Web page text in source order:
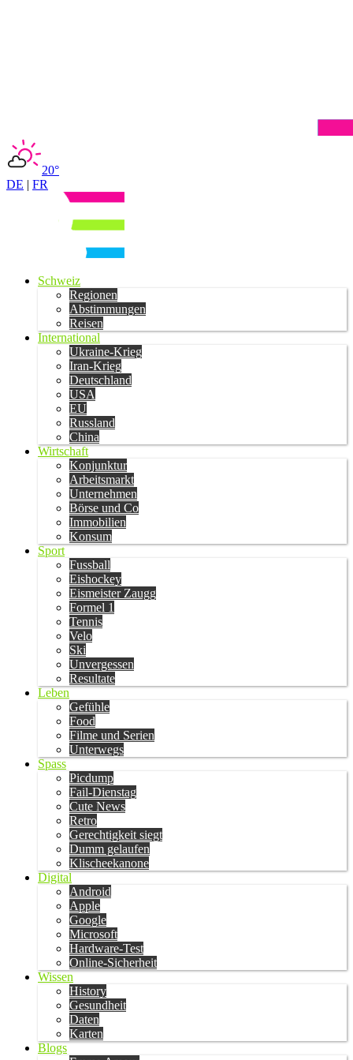
20°
DE | FR
Schweiz
Regionen
Abstimmungen
Reisen
International
Ukraine-Krieg
Iran-Krieg
Deutschland
USA
EU
Russland
China
Wirtschaft
Konjunktur
Arbeitsmarkt
Unternehmen
Börse und Co
Immobilien
Konsum
Sport
Fussball
Eishockey
Eismeister Zaugg
Formel 1
Tennis
Velo
Ski
Unvergessen
Resultate
Leben
Gefühle
Food
Filme und Serien
Unterwegs
Spass
Picdump
Fail-Dienstag
Cute News
Retro
Gerechtigkeit siegt
Dumm gelaufen
Klischeekanone
Digital
Android
Apple
Google
Microsoft
Hardware-Test
Online-Sicherheit
Wissen
History
Gesundheit
Daten
Karten
Blogs